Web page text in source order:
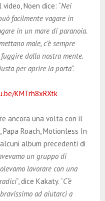
Noen dice: “Nei
facilmente vagare in
in un mare di paranoia.
male, c’è sempre
fuggire dalla nostra mente.
per aprire la porta“.
KMTrh8xRXtk
ancora una volta con il
Roach, Motionless In
album precedenti di
avevamo un gruppo di
lavorare con una
“, dice Kakaty. “C’è
ad aiutarci a